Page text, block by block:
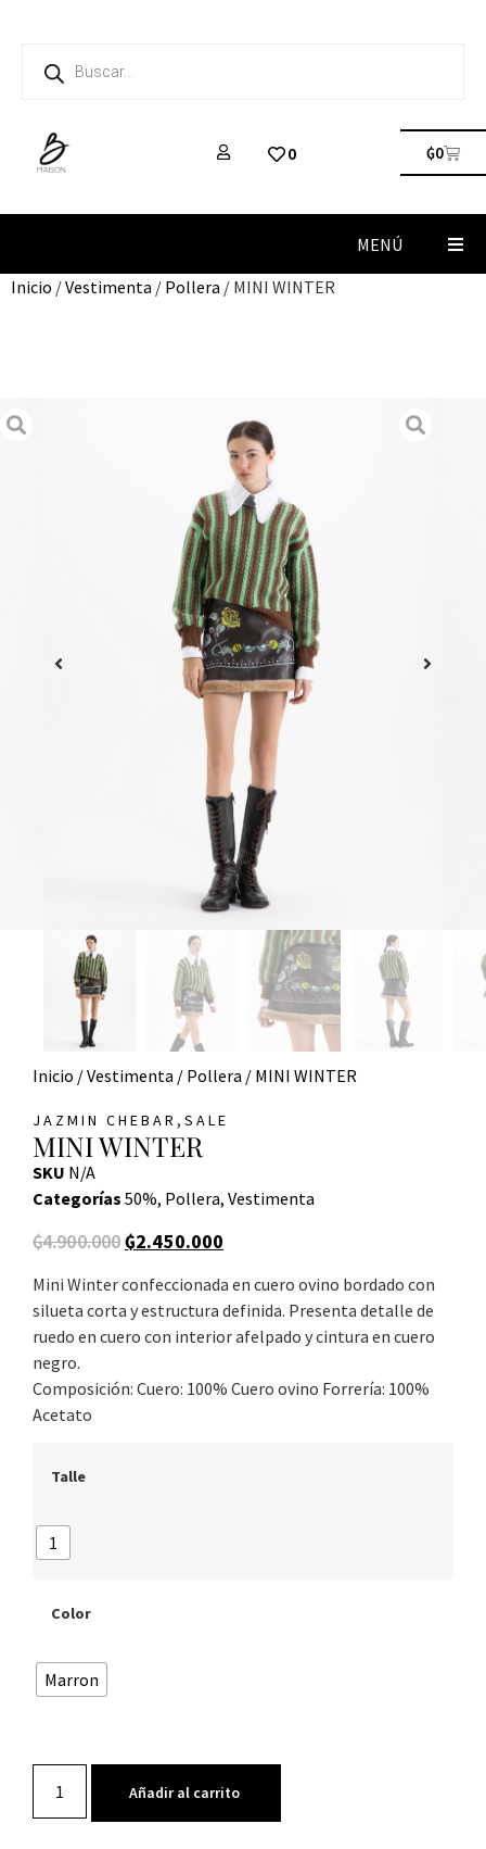
0 ₲0
MENÚ
Inicio /Vestimenta / Pollera / MINI WINTER
Inicio /Vestimenta / Pollera / MINI WINTER
JAZMIN CHEBAR , SALE
MINI WINTER
SKU N/A
Categorías 50%, Pollera, Vestimenta
₲4.900.000₲2.450.000
Mini Winter confeccionada en cuero ovino bordado con
silueta corta y estructura definida. Presenta detalle de
ruedo en cuero con interior afelpado y cintura en cuero
negro.
Composición: Cuero: 100% Cuero ovino Forrería: 100%
Acetato
Talle
1
Color
Marron
Añadir al carrito